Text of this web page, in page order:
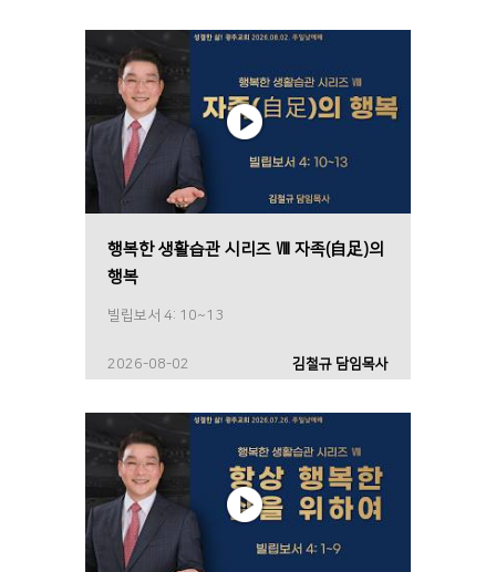
행복한 생활습관 시리즈 Ⅷ 자족(自足)의
행복
빌립보서 4: 10~13
2026-08-02 김철규 담임목사